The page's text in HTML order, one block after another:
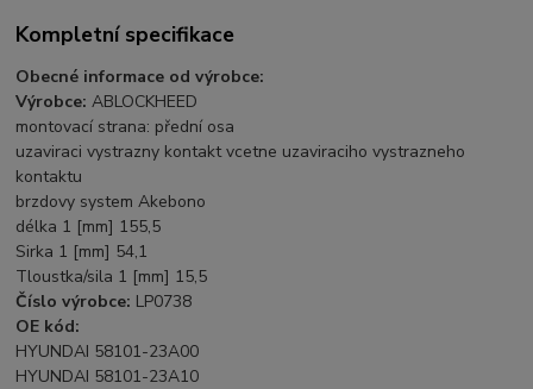
Kompletní specifikace
Obecné informace od výrobce:
Výrobce: ABLOCKHEED
montovací strana: přední osa
uzaviraci vystrazny kontakt vcetne uzaviraciho vystrazneho
kontaktu
brzdovy system Akebono
délka 1 [mm] 155,5
Sirka 1 [mm] 54,1
Tloustka/sila 1 [mm] 15,5
Číslo výrobce: LP0738
OE kód:
HYUNDAI 58101-23A00
HYUNDAI 58101-23A10